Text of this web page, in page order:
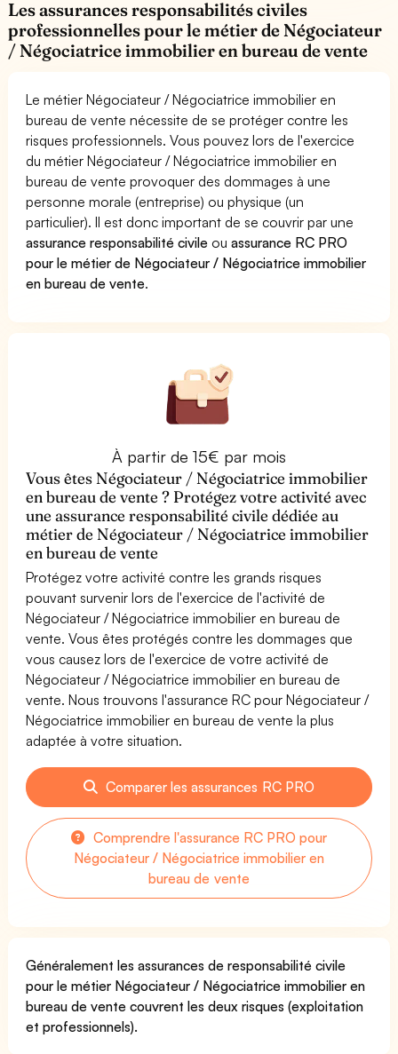
Les assurances responsabilités civiles
professionnelles pour le métier de Négociateur
/ Négociatrice immobilier en bureau de vente
Le métier Négociateur / Négociatrice immobilier en
bureau de vente nécessite de se protéger contre les
risques professionnels. Vous pouvez lors de l'exercice
du métier Négociateur / Négociatrice immobilier en
bureau de vente provoquer des dommages à une
personne morale (entreprise) ou physique (un
particulier). Il est donc important de se couvrir par une
assurance responsabilité civile ouassurance RC PRO
pour le métier de Négociateur / Négociatrice immobilier
en bureau de vente.
À partir de 15€ par mois
Vous êtes Négociateur / Négociatrice immobilier
en bureau de vente ? Protégez votre activité avec
une assurance responsabilité civile dédiée au
métier de Négociateur / Négociatrice immobilier
en bureau de vente
Protégez votre activité contre les grands risques
pouvant survenir lors de l'exercice de l'activité de
Négociateur / Négociatrice immobilier en bureau de
vente. Vous êtes protégés contre les dommages que
vous causez lors de l'exercice de votre activité de
Négociateur / Négociatrice immobilier en bureau de
vente. Nous trouvons l'assurance RC pour Négociateur /
Négociatrice immobilier en bureau de vente la plus
adaptée à votre situation.
Comparer les assurances RC PRO
Comprendre l'assurance RC PRO pour
Négociateur / Négociatrice immobilier en
bureau de vente
Généralement les assurances de responsabilité civile
pour le métier Négociateur / Négociatrice immobilier en
bureau de vente couvrent les deux risques (exploitation
et professionnels).